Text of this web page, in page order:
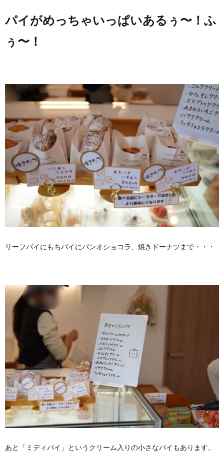
パイがめっちゃいっぱいあるぅ〜！ふ
ぅ〜！
リーフパイにもちパイにパンオショコラ、焼きドーナツまで・・・
あと「ミディパイ」というクリーム入りの小さなパイもあります。